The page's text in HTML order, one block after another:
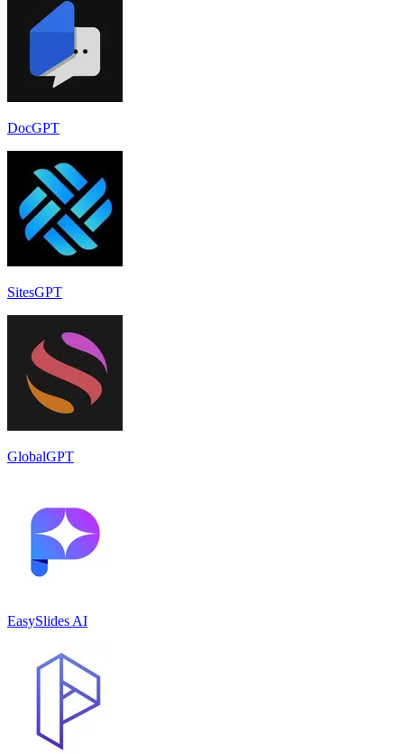
DocGPT
SitesGPT
GlobalGPT
EasySlides AI